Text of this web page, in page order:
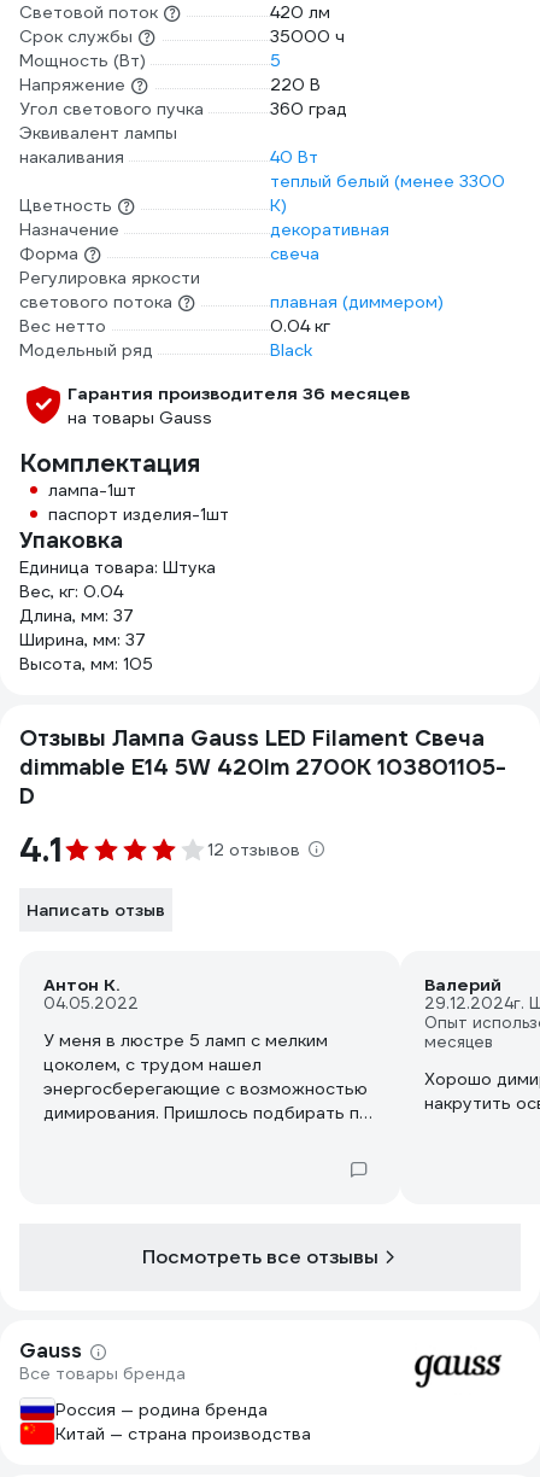
Световой поток
420 лм
Срок службы
35000 ч
Мощность (Вт)
5
Напряжение
220 В
Угол светового пучка
360 град
Эквивалент лампы
накаливания
40 Вт
Цветность
теплый белый (менее 3300
К)
Назначение
декоративная
Форма
свеча
Регулировка яркости
светового потока
плавная (диммером)
Вес нетто
0.04 кг
Модельный ряд
Black
Гарантия производителя 36 месяцев
на товары Gauss
Комплектация
лампа-1шт
паспорт изделия-1шт
Упаковка
Единица товара: Штука
Вес, кг: 0.04
Длина, мм: 37
Ширина, мм: 37
Высота, мм: 105
Отзывы Лампа Gauss LED Filament Свеча
dimmable E14 5W 420lm 2700К 103801105-
D
4.1 12 отзывов
Написать отзыв
Антон К.
04.05.2022
У меня в люстре 5 ламп с мелким
цоколем, с трудом нашел
энергосберегающие с возможностью
димирования. Пришлось подбирать по
понравилось тихое гудение, но к нему
Валерий
29.12.2024г.
Опыт
месяцев
Хорошо
накрутить
Посмотреть все отзывы
Gauss
Все товары бренда
Россия — родина бренда
Китай — страна производства